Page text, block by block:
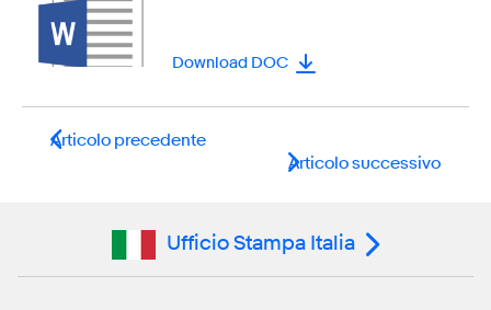
Download DOC
Articolo precedente
Articolo successivo
Ufficio Stampa Italia